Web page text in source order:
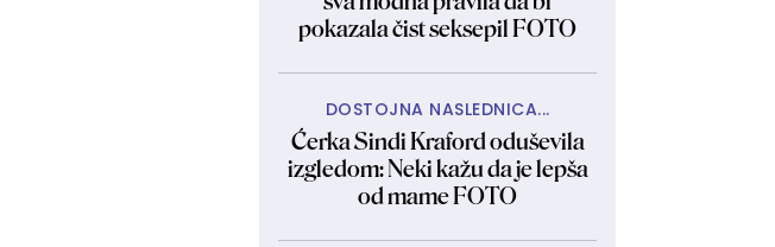
pokazala čist seksepil FOTO
DOSTOJNA NASLEDNICA...
Ćerka Sindi Kraford oduševila
izgledom: Neki kažu da je lepša
od mame FOTO